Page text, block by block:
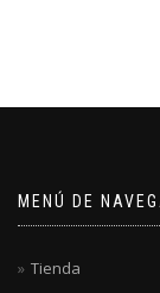
MENÚ DE
Tienda